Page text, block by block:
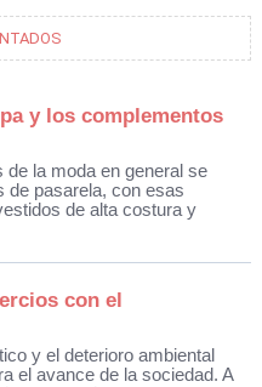
y los complementos
la moda en general se
de pasarela, con esas
de alta costura y
con el
y el deterioro ambiental
el avance de la sociedad. A